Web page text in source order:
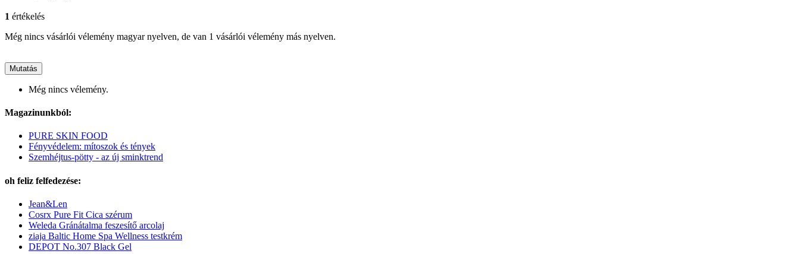
1 értékelés
Még nincs vásárlói vélemény magyar nyelven, de van 1 vásárlói vélemény más nyelven.
Mutatás
Még nincs vélemény.
Magazinunkból:
PURE SKIN FOOD
Fényvédelem: mítoszok és tények
Szemhéjtus-pötty - az új sminktrend
oh feliz felfedezése:
Jean&Len
Cosrx Pure Fit Cica szérum
Weleda Gránátalma feszesítő arcolaj
ziaja Baltic Home Spa Wellness testkrém
DEPOT No.307 Black Gel